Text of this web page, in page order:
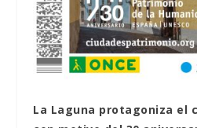
La Laguna protagoniza el